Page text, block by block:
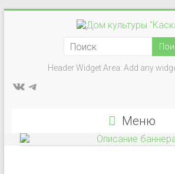
культуры
"Каскад"
Header Widget Area: Add any
ВКонтакте
Telegram
Меню